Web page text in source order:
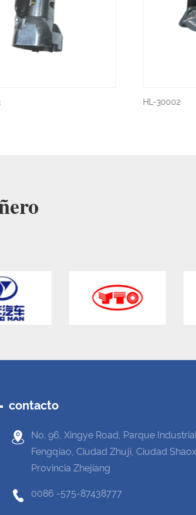
30002 HL-
contacto
No. 96, Xingye Road, Parque
Fengqiao, Ciudad Zhuji, Ciudad
Provincia Zhejiang
0086 -575-87438777